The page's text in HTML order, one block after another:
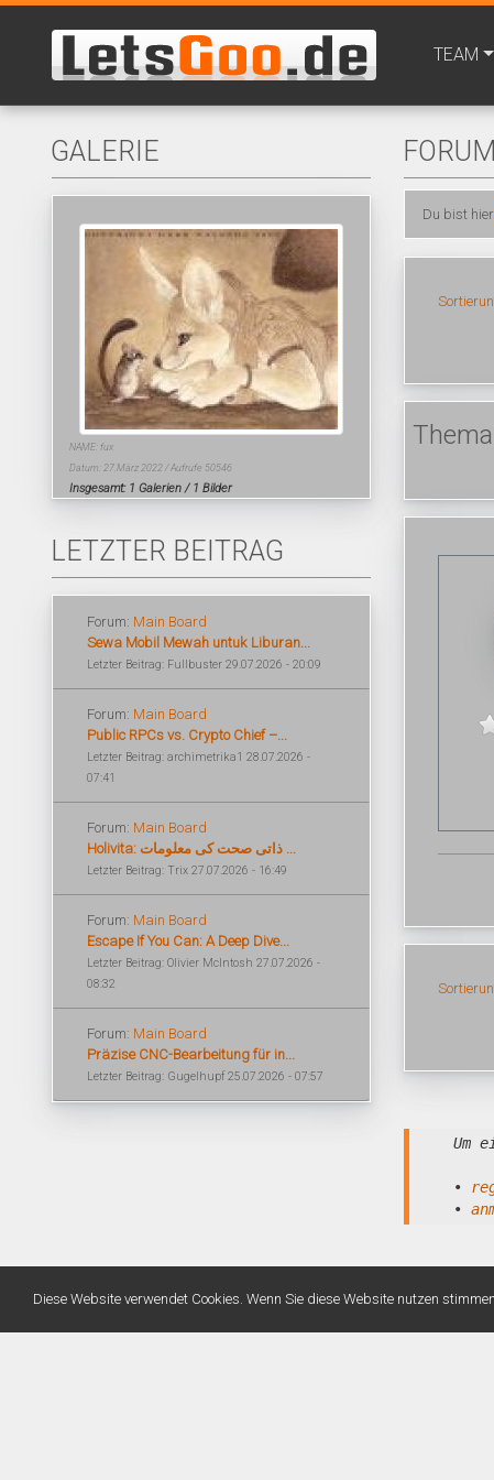
TEAM
GALERIE
NAME: fux
Datum: 27.März 2022 / Aufrufe 50546
Insgesamt: 1 Galerien / 1 Bilder
LETZTER BEITRAG
Forum: Main Board
Sewa Mobil Mewah untuk Liburan...
Letzter Beitrag: Fullbuster 29.07.2026 - 20:09
Forum: Main Board
Public RPCs vs. Crypto Chief –...
Letzter Beitrag: archimetrika1 28.07.2026 -
07:41
Forum: Main Board
Holivita: ذاتی صحت کی معلومات ...
Letzter Beitrag: Trix 27.07.2026 - 16:49
Forum: Main Board
Escape If You Can: A Deep Dive...
Letzter Beitrag: Olivier McIntosh 27.07.2026 -
08:32
Forum: Main Board
Präzise CNC-Bearbeitung für in...
Letzter Beitrag: Gugelhupf 25.07.2026 - 07:57
FORUM
Du bist
Um
•
•
Diese Website verwendet Cookies. Wenn Sie diese Website nutzen